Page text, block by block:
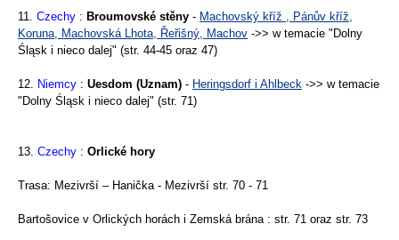
11. Czechy : Broumovské stěny - Machovský kříž , Pánův kříž,
Koruna, Machovská Lhota, Řeřišný, Machov ->> w temacie "Dolny
Śląsk i nieco dalej" (str. 44-45 oraz 47)
12. Niemcy : Uesdom (Uznam) - Heringsdorf i Ahlbeck ->> w temacie
"Dolny Śląsk i nieco dalej" (str. 71)
13. Czechy : Orlické hory
Trasa: Mezivrší – Hanička - Mezivrší str. 70 - 71
Bartošovice v Orlických horách i Zemská brána : str. 71 oraz str. 73